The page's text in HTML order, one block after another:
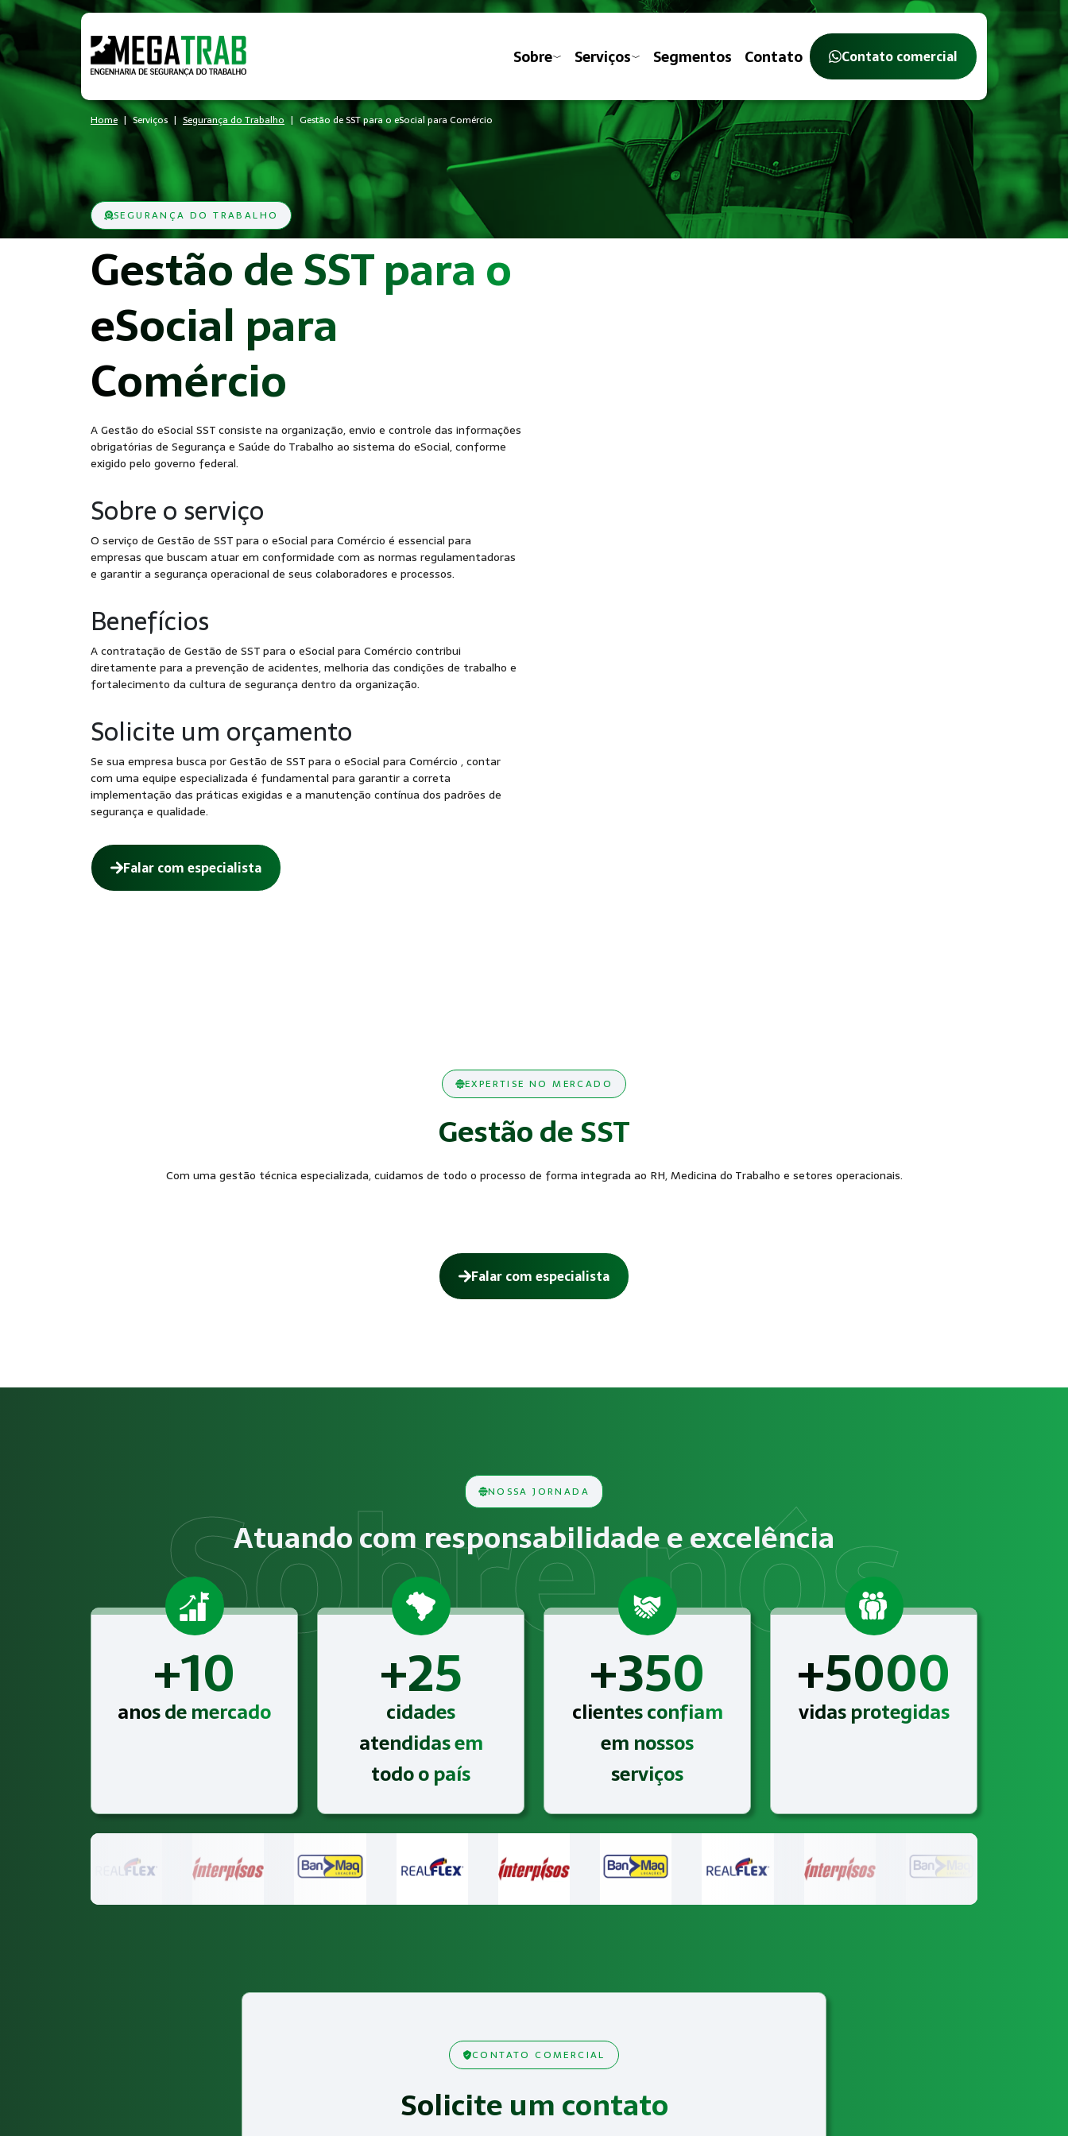
Sobre Serviços Segmentos Contato Contato comercial
Home Serviços Segurança do Trabalho Gestão de SST para o eSocial para Comércio
SEGURANÇA DO TRABALHO
Gestão de SST para o
eSocial para
Comércio
A Gestão do eSocial SST consiste na organização, envio e controle das informações
obrigatórias de Segurança e Saúde do Trabalho ao sistema do eSocial, conforme
exigido pelo governo federal.
Sobre o serviço
O serviço de Gestão de SST para o eSocial para Comércio é essencial para
empresas que buscam atuar em conformidade com as normas regulamentadoras
e garantir a segurança operacional de seus colaboradores e processos.
Benefícios
A contratação de Gestão de SST para o eSocial para Comércio contribui
diretamente para a prevenção de acidentes, melhoria das condições de trabalho e
fortalecimento da cultura de segurança dentro da organização.
Solicite um orçamento
Se sua empresa busca por Gestão de SST para o eSocial para Comércio , contar
com uma equipe especializada é fundamental para garantir a correta
implementação das práticas exigidas e a manutenção contínua dos padrões de
segurança e qualidade.
Falar com especialista
EXPERTISE NO MERCADO
Gestão de SST
Com uma gestão técnica especializada, cuidamos de todo o processo de forma integrada ao RH, Medicina do Trabalho e setores operacionais.
Falar com especialista
Como funciona Gestão de SST para o eSocial?
Empresas que exercem atividades com exposição a riscos físicos, químicos, biológicos, ergonômicos ou psicossociais devem atender às exigências relacionadas a Gestão de SST
Atendimento especializado
A Megatrab - Engenharia de Segurança do Trabalho oferece Gestão de SST para o eSocial para o segmento de Comércio com suporte técnico completo, acompanhamento
NOSSA JORNADA
Atuando com responsabilidade e excelência
+10
anos de mercado +25
cidades
atendidas em
todo o país
+350
clientes confiam
em nossos
serviços
+5000
vidas protegidas
CONTATO COMERCIAL
Solicite um contato